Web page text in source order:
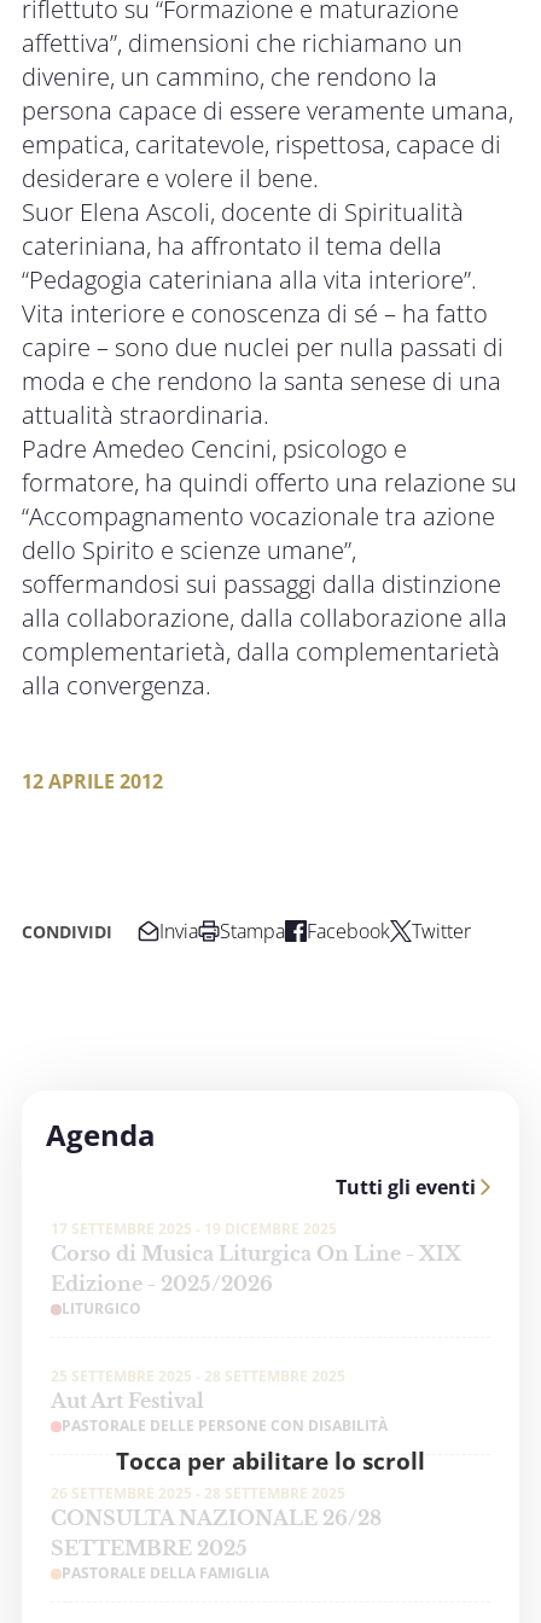
riflettuto su “Formazione e maturazione
affettiva”, dimensioni che richiamano un
divenire, un cammino, che rendono la
persona capace di essere veramente umana,
empatica, caritatevole, rispettosa, capace di
desiderare e volere il bene.
Suor Elena Ascoli, docente di Spiritualità
cateriniana, ha affrontato il tema della
“Pedagogia cateriniana alla vita interiore”.
Vita interiore e conoscenza di sé – ha fatto
capire – sono due nuclei per nulla passati di
moda e che rendono la santa senese di una
attualità straordinaria.
Padre Amedeo Cencini, psicologo e
formatore, ha quindi offerto una relazione su
“Accompagnamento vocazionale tra azione
dello Spirito e scienze umane”,
soffermandosi sui passaggi dalla distinzione
alla collaborazione, dalla collaborazione alla
complementarietà, dalla complementarietà
alla convergenza.
12 APRILE 2012
CONDIVIDI Invia Stampa Facebook Twitter
Agenda
Tutti gli eventi
Tocca per abilitare lo scroll
17 SETTEMBRE 2025 - 19 DICEMBRE 2025
Corso di Musica Liturgica On Line - XIX
Edizione - 2025/2026
LITURGICO
25 SETTEMBRE 2025 - 28 SETTEMBRE 2025
Aut Art Festival
PASTORALE DELLE PERSONE CON DISABILITÀ
26 SETTEMBRE 2025 - 28 SETTEMBRE 2025
CONSULTA NAZIONALE 26/28
SETTEMBRE 2025
PASTORALE DELLA FAMIGLIA